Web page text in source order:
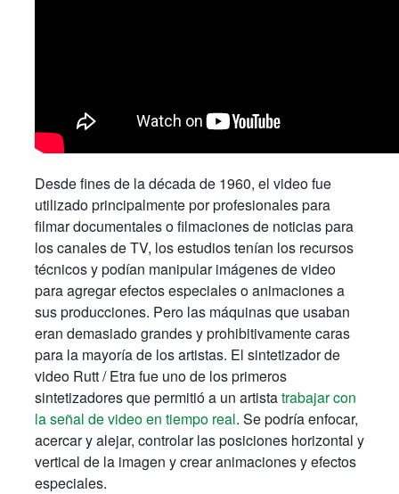
Desde fines de la década de 1960, el video fue
utilizado principalmente por profesionales para
filmar documentales o filmaciones de noticias para
los canales de TV, los estudios tenían los recursos
técnicos y podían manipular imágenes de video
para agregar efectos especiales o animaciones a
sus producciones. Pero las máquinas que usaban
eran demasiado grandes y prohibitivamente caras
para la mayoría de los artistas. El sintetizador de
video Rutt / Etra fue uno de los primeros
sintetizadores que permitió a un artistatrabajar con
la señal de video en tiempo real. Se podría enfocar,
acercar y alejar, controlar las posiciones horizontal y
vertical de la imagen y crear animaciones y efectos
especiales.